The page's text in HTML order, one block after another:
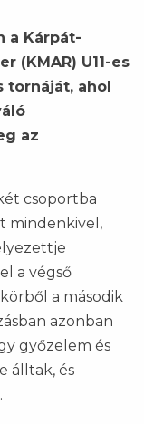
a Kárpát-
(KMAR) U11-es
tornáját, ahol
az
csoportba
mindenkivel,
a végső
a második
azonban
győzelem és
álltak, és